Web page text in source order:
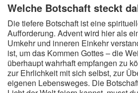
Welche Botschaft steckt
Die tiefere Botschaft ist eine
Aufforderung. Advent wird hier als
Umkehr und inneren Einkehr
ist, um das Kommen Gottes – die
überhaupt wahrhaft empfangen zu
zur Ehrlichkeit mit sich selbst, zur
eigenen Lebensweges. Die